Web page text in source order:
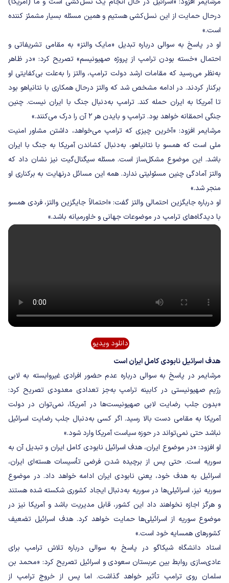
درحال حمایت از این نسل‌کشی هستیم و همین مسئله بسیار مشمئز کننده
است.»
او در پاسخ به سوالی درباره تبدیل «مایک والتز» به مقامی تشریفاتی و
احتمال «خسته بودن ترامپ از پروژه صهیونیسم» تصریح کرد: «در ظاهر
به‌نظر می‌رسید که مقامات ارشد دولت ترامپ، والتز را به‌علت بی‌کفایتی او
برکنار کردند. در ادامه مشخص شد که والتز درحال همکاری با نتانیاهو بود
تا آمریکا به ایران حمله کند. ترامپ به‌دنبال جنگ با ایران نیست. چنین
جنگی احمقانه خواهد بود. ترامپ و بایدن هر ۲ آن را درک می‌کنند.»
مرشایمر افزود: «آخرین چیزی که ترامپ می‌خواهد، داشتن مشاور امنیت
ملی است که همسو با نتانیاهو، به‌دنبال کشاندن آمریکا به جنگ با ایران
باشد. این موضوع مشکل‌ساز است. مسئله سیگنال‌گیت نیز نشان داد که
والتز آمادگی چنین مسئولیتی ندارد. همه این مسائل درنهایت به برکناری او
منجر شد.»
او درباره جایگزین احتمالی والتز گفت: «احتمالاً جایگزین والتز، فردی همسو
با دیدگاه‌های ترامپ در موضوعات جهانی و خاورمیانه باشد.»
دانلود ویدیو
هدف اسرائیل نابودی کامل ایران است
مرشایمر در پاسخ به سوالی درباره عدم حضور افرادی غیروابسته به لابی
رژیم صهیونیستی در کابینه ترامپ به‌جز تعدادی معدودی تصریح کرد:
«بدون جلب رضایت لابی صهیونیست‌ها در آمریکا، نمی‌توان در دولت
آمریکا به مقامی دست بالا رسید. اگر کسی به‌دنبال جلب رضایت اسرائیل
نباشد حتی نمی‌تواند در حوزه سیاست آمریکا وارد شود.»
او افزود: «در موضوع ایران، هدف اسرائیل نابودی کامل ایران و تبدیل آن به
سوریه است. حتی پس از برچیده شدن فرضی تأسیسات هسته‌ای ایران،
اسرائیل به هدف خود، یعنی نابودی ایران ادامه خواهد داد. در موضوع
سوریه نیز، اسرائیلی‌ها در سوریه به‌دنبال ایجاد کشوری شکسته شده هستند
و هرگز اجازه نخواهند داد این کشور، قابل مدیریت باشد و آمریکا نیز در
موضوع سوریه از اسرائیلی‌ها حمایت خواهد کرد. هدف اسرائیل تضعیف
کشورهای همسایه خود است.»
استاد دانشگاه شیکاگو در پاسخ به سوالی درباره تلاش ترامپ برای
عادی‌سازی روابط بین عربستان سعودی و اسرائیل تصریح کرد: «محمد بن
سلمان روی ترامپ تأثیر خواهد گذاشت. اما پس از خروج ترامپ از